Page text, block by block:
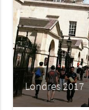
Londres 2017